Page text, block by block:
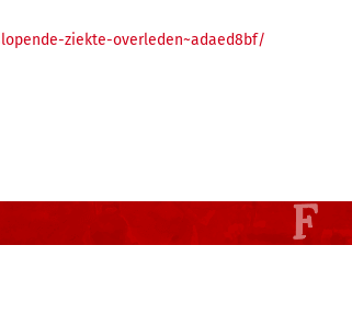
ziekte-overleden~adaed8bf/